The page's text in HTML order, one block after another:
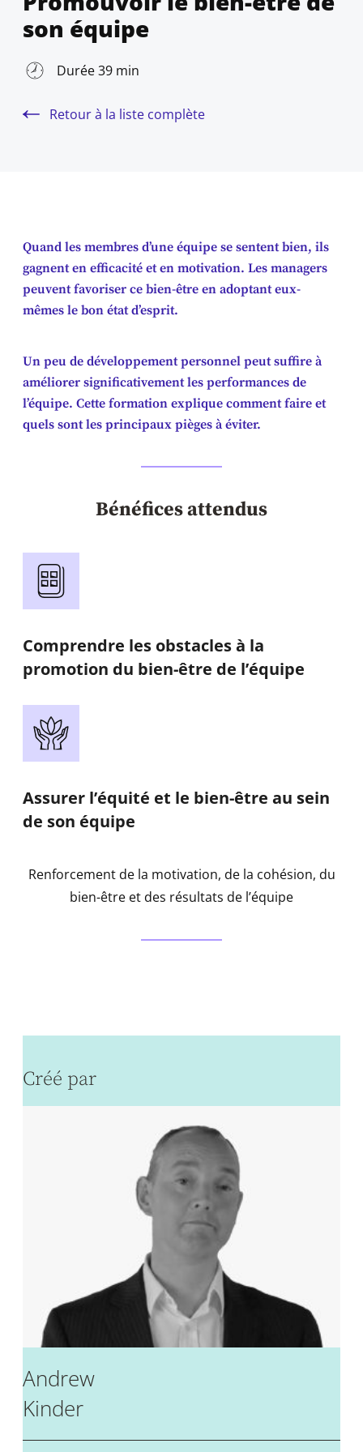
son équipe
Durée 39 min
Retour à la liste complète
Quand les membres d’une équipe se sentent bien, ils
gagnent en efficacité et en motivation. Les managers
peuvent favoriser ce bien-être en adoptant eux-
mêmes le bon état d’esprit.
Un peu de développement personnel peut suffire à
améliorer significativement les performances de
l’équipe. Cette formation explique comment faire et
quels sont les principaux pièges à éviter.
Bénéfices attendus
Comprendre les obstacles à la
promotion du bien-être de l’équipe
Assurer l’équité et le bien-être au sein
de son équipe
Renforcement de la motivation, de la cohésion, du
bien-être et des résultats de l’équipe
Créé par
Andrew
Kinder